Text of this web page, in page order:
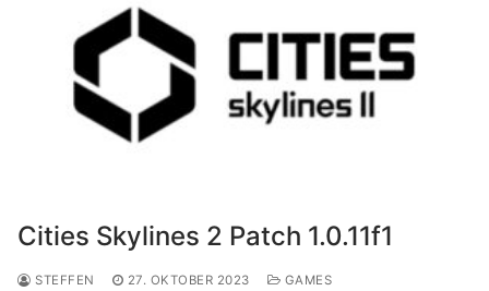
Cities Skylines 2 Patch 1.0.11f1
STEFFEN 27. OKTOBER 2023
GAMES